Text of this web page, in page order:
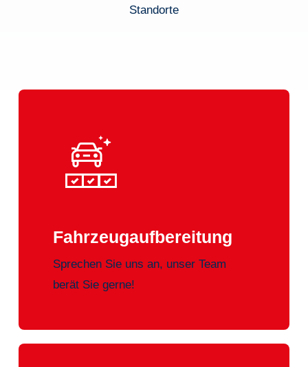
Standorte
Fahrzeugaufbereitung
Sprechen Sie uns an, unser Team
berät Sie gerne!